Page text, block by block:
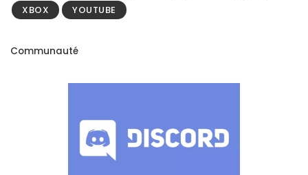
XBOX
YOUTUBE
Communauté